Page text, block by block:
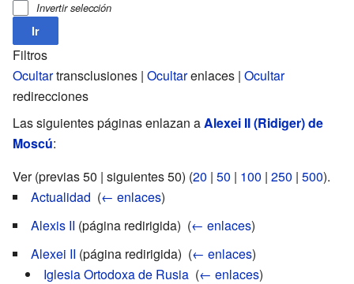
Invertir selección
Filtros
Ocultartransclusiones | Ocultarenlaces | Ocultar
redirecciones
Las siguientes páginas enlazan aAlexei II (Ridiger) de
Moscú:
Ver (previas 50 | siguientes 50) (20 | 50 | 100 | 250 | 500).
Actualidad (← enlaces)
Alexis II (página redirigida) ‎ (← enlaces)
Alexei II (página redirigida) ‎ (← enlaces)
Iglesia Ortodoxa de Rusia (← enlaces)